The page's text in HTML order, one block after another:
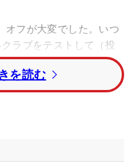
オフが大変でした。いつ
ラブをテストして（投
たけど、今年はテストだ
かった。それは初めて
初めてとあって、うま
のが理由。「シーズン中
を読む